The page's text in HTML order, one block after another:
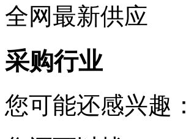
全网最新供应
采购行业
您可能还感兴趣：